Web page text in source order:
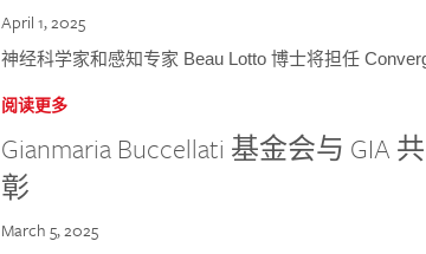
April 1, 2025
神经科学家和感知专家 Beau Lotto 博士将担任
阅读更多
Gianmaria Buccellati 基金会与 GIA
彰
March 5, 2025